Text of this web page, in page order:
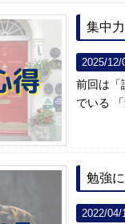
集中
2025/12/
前回は「
でいる
勉強
2022/04/